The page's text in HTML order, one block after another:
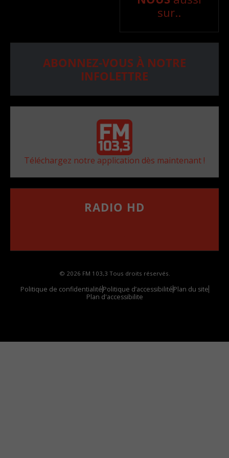
sur..
ABONNEZ-VOUS À NOTRE
INFOLETTRE
Téléchargez notre application dès maintenant !
RADIO HD
© 2026 FM 103,3 Tous droits réservés.
Politique de confidentialitéPolitique d’accessibilitéPlan du site
Plan d'accessibilite